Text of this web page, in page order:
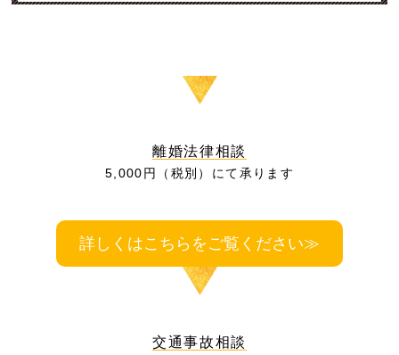
離婚法律相談
5,000円（税別）にて承ります
詳しくはこちらをご覧ください≫
交通事故相談